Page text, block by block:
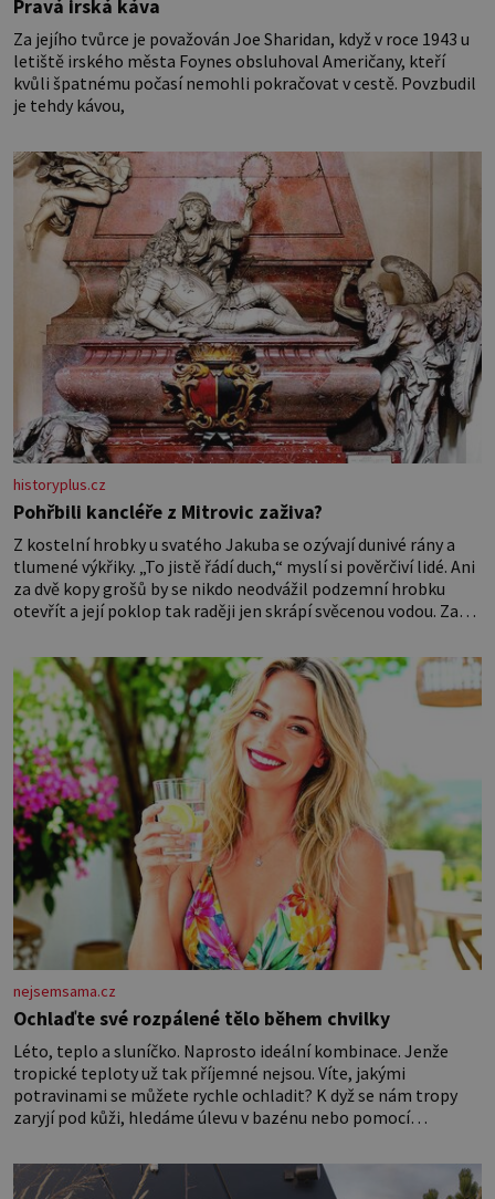
Pravá irská káva
Za jejího tvůrce je považován Joe Sharidan, když v roce 1943 u
letiště irského města Foynes obsluhoval Američany, kteří
kvůli špatnému počasí nemohli pokračovat v cestě. Povzbudil
je tehdy kávou,
historyplus.cz
Pohřbili kancléře z Mitrovic zaživa?
Z kostelní hrobky u svatého Jakuba se ozývají dunivé rány a
tlumené výkřiky. „To jistě řádí duch,“ myslí si pověrčiví lidé. Ani
za dvě kopy grošů by se nikdo neodvážil podzemní hrobku
otevřít a její poklop tak raději jen skrápí svěcenou vodou. Za
později hrobku
nejsemsama.cz
Ochlaďte své rozpálené tělo během chvilky
Léto, teplo a sluníčko. Naprosto ideální kombinace. Jenže
tropické teploty už tak příjemné nejsou. Víte, jakými
potravinami se můžete rychle ochladit? K dyž se nám tropy
zaryjí pod kůži, hledáme úlevu v bazénu nebo pomocí
Nemusíte však zoufat. Pokud budete mít promyšlený
jídelníček, žadné pařáky si na vás